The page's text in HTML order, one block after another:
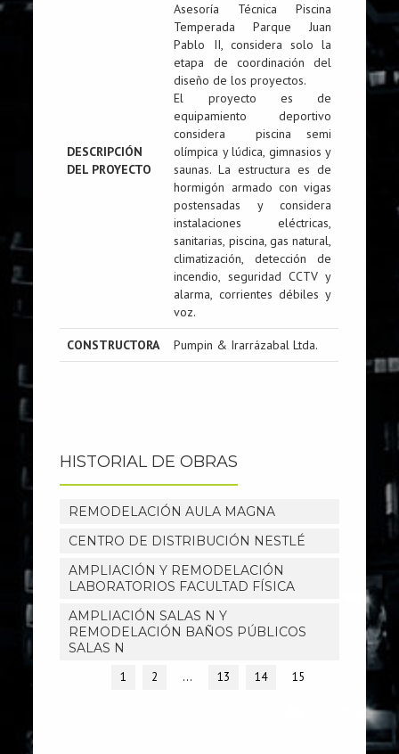
DESCRIPCIÓN
DEL PROYECTO
Asesoría Técnica Piscina
Temperada Parque Juan
Pablo II, considera solo la
etapa de coordinación del
diseño de los proyectos.
El proyecto es de
equipamiento deportivo
considera piscina semi
olímpica y lúdica, gimnasios y
saunas. La estructura es de
hormigón armado con vigas
postensadas y considera
instalaciones eléctricas,
sanitarias, piscina, gas natural,
climatización, detección de
incendio, seguridad CCTV y
alarma, corrientes débiles y
voz.
CONSTRUCTORA Pumpin & Irarrázabal Ltda.
HISTORIAL DE OBRAS
REMODELACIÓN AULA MAGNA
CENTRO DE DISTRIBUCIÓN NESTLÉ
AMPLIACIÓN Y REMODELACIÓN
LABORATORIOS FACULTAD FÍSICA
AMPLIACIÓN SALAS N Y
REMODELACIÓN BAÑOS PÚBLICOS
SALAS N
1 2 … 13 14 15